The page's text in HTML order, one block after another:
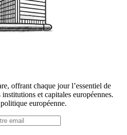
offrant chaque jour l’essentiel de
institutions et capitales européennes.
européenne.